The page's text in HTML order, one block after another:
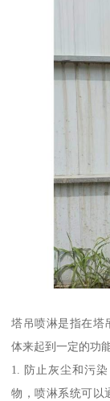
塔吊喷淋是指在塔
体来起到一定的功
1. 防止灰尘和污
物，喷淋系统可以